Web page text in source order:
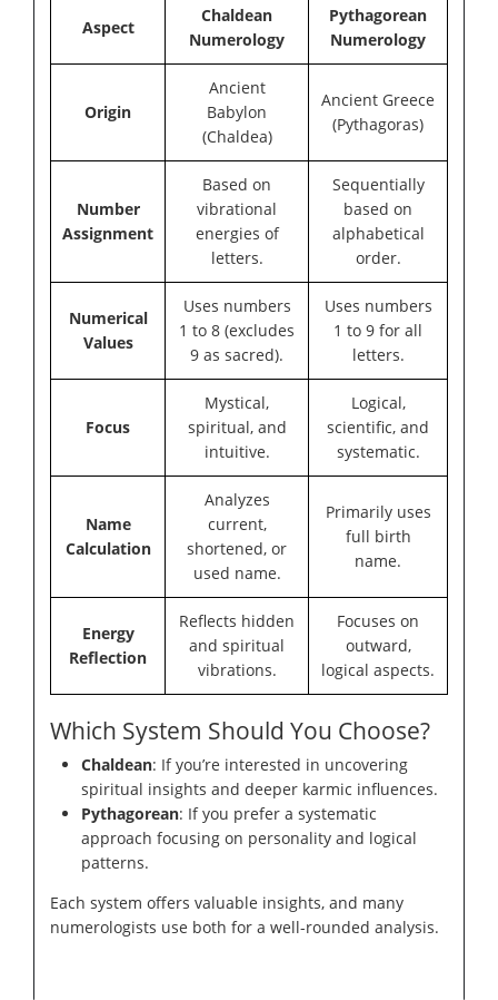
Aspect
Chaldean
Numerology
Pythagorean
Numerology
Origin
Ancient
Babylon
(Chaldea)
Ancient Greece
(Pythagoras)
Number
Assignment
Based on
vibrational
energies of
letters.
Sequentially
based on
alphabetical
order.
Numerical
Values
Uses numbers
1 to 8 (excludes
9 as sacred).
Uses numbers
1 to 9 for all
letters.
Focus
Mystical,
spiritual, and
intuitive.
Logical,
scientific, and
systematic.
Name
Calculation
Analyzes
current,
shortened, or
used name.
Primarily uses
full birth
name.
Energy
Reflection
Reflects hidden
and spiritual
vibrations.
Focuses on
outward,
logical aspects.
Which System Should You Choose?
Chaldean: If you’re interested in uncovering
spiritual insights and deeper karmic influences.
Pythagorean: If you prefer a systematic
approach focusing on personality and logical
patterns.
Each system offers valuable insights, and many
numerologists use both for a well-rounded analysis.